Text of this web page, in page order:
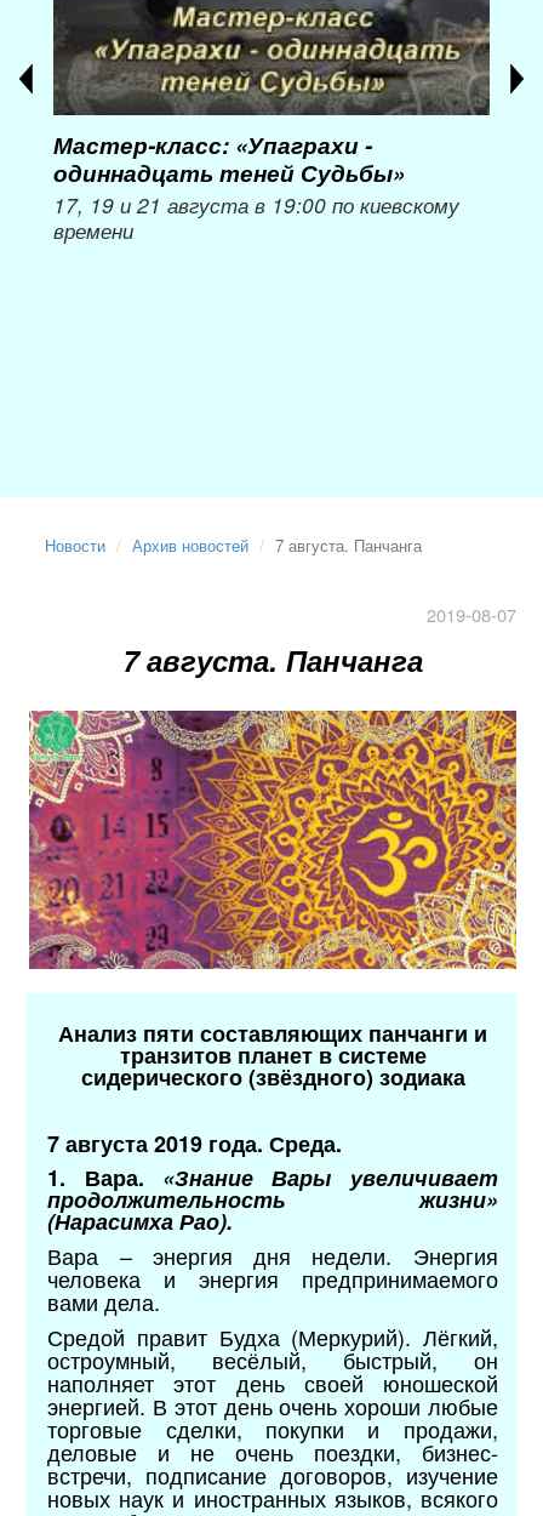
Мастер-класс: «Упаграхи -
одиннадцать теней Судьбы»
17, 19 и 21 августа в 19:00 по киевскому
времени
Новости Архив новостей 7 августа. Панчанга
2019-08-07
7 августа. Панчанга
Анализ пяти составляющих панчанги и
транзитов планет в системе
сидерического (звёздного) зодиака
7 августа 2019 года. Среда.
1. Вара. «Знание Вары увеличивает
продолжительность жизни»
(Нарасимха Рао).
Вара – энергия дня недели. Энергия
человека и энергия предпринимаемого
вами дела.
Средой правит Будха (Меркурий). Лёгкий,
остроумный, весёлый, быстрый, он
наполняет этот день своей юношеской
энергией. В этот день очень хороши любые
торговые сделки, покупки и продажи,
деловые и не очень поездки, бизнес-
встречи, подписание договоров, изучение
новых наук и иностранных языков, всякого